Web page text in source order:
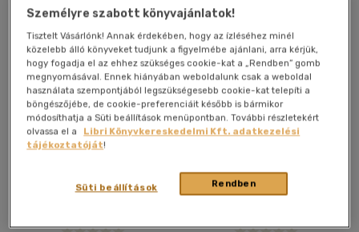
Vélemény szerint
(136)
(93)
(26)
(11)
(3929)
Szülés utáni depresszió -
Személyre szabott könyvajánlatok!
Tisztelt Vásárlónk! Annak érdekében, hogy az ízléséhez minél
közelebb álló könyveket tudjunk a figyelmébe ajánlani, arra kérjük,
hogy fogadja el az ehhez szükséges cookie-kat a „Rendben” gomb
megnyomásával. Ennek hiányában weboldalunk csak a weboldal
használata szempontjából legszükségesebb cookie-kat telepíti a
böngészőjébe, de cookie-preferenciáit később is bármikor
módosíthatja a Süti beállítások menüpontban. További részletekért
olvassa el a
Libri Könyvkereskedelmi Kft. adatkezelési
tájékoztatóját!
Rendben
Süti beállítások